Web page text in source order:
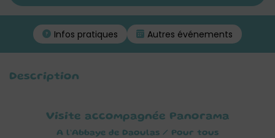
Infos pratiques Autres événements
Description
Visite accompagnée Panorama
A l’Abbaye de Daoulas / Pour tous